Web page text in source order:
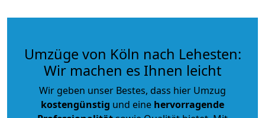
Umzüge von Köln nach Lehesten:
Wir machen es Ihnen leicht
Wir geben unser Bestes, dass hier Umzug
kostengünstig und eine hervorragende